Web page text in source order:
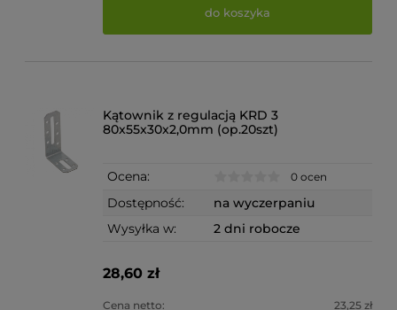
do koszyka
Kątownik z regulacją KRD 3
80x55x30x2,0mm (op.20szt)
Ocena: 0 ocen
Dostępność:
na wyczerpaniu
Wysyłka w:
2 dni robocze
28,60 zł
Cena netto: 23,25 zł